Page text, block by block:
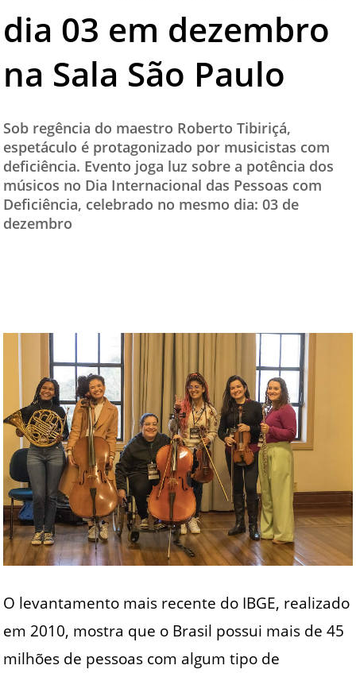
TESTADO E APROVADO
PARCEIROS
CONTATO
dia 03 em dezembro
na Sala São Paulo
Sob regência do maestro Roberto Tibiriçá,
espetáculo é protagonizado por musicistas com
deficiência. Evento joga luz sobre a potência dos
músicos no Dia Internacional das Pessoas com
Deficiência, celebrado no mesmo dia: 03 de
dezembro
O levantamento mais recente do IBGE, realizado
em 2010, mostra que o Brasil possui mais de 45
milhões de pessoas com algum tipo de